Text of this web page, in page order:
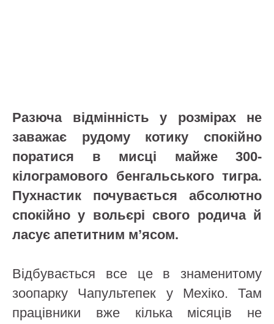
Разюча відмінність у розмірах не
заважає рудому котику спокійно
поратися в мисці майже 300-
кілограмового бенгальського тигра.
Пухнастик почувається абсолютно
спокійно у вольєрі свого родича й
ласує апетитним м’ясом.
Відбувається все це в знаменитому
зоопарку Чапультепек у Мехіко. Там
працівники вже кілька місяців не